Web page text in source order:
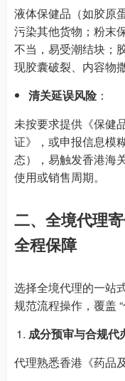
液体保健品（如胶原
污染其他货物；粉末
不当，易受潮结块；
现胶囊破裂、内容物
清关延误风险：
未按要求提供《保健
证》，或申报信息模
态），易触发香港海
使用或销售周期。
二、全境代理
全程保障
选择全境代理的一站
规范流程操作，覆盖
成分预审与合规代
代理熟悉香港《药品